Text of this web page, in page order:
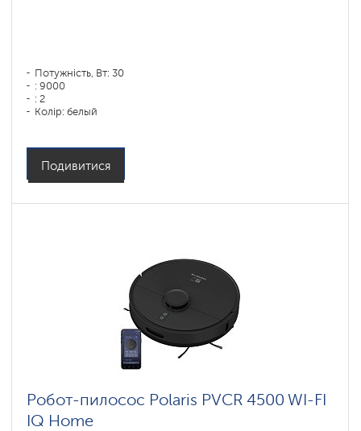
Потужність, Вт: 30
: 9000
: 2
Колір: белый
Подивитися
Робот-пилосос Polaris PVCR 4500 WI-FI
IQ Home